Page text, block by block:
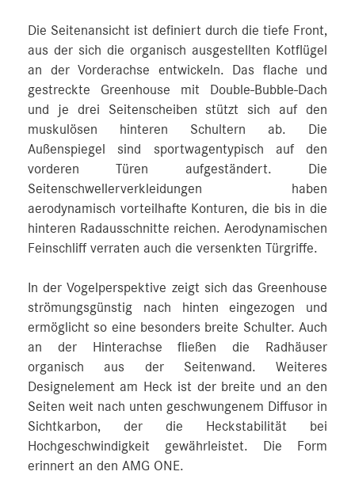
Die Seitenansicht ist definiert durch die tiefe Front,
aus der sich die organisch ausgestellten Kotflügel
an der Vorderachse entwickeln. Das flache und
gestreckte Greenhouse mit Double-Bubble-Dach
und je drei Seitenscheiben stützt sich auf den
muskulösen hinteren Schultern ab. Die
Außenspiegel sind sportwagentypisch auf den
vorderen Türen aufgeständert. Die
Seitenschwellerverkleidungen haben
aerodynamisch vorteilhafte Konturen, die bis in die
hinteren Radausschnitte reichen. Aerodynamischen
Feinschliff verraten auch die versenkten Türgriffe.
In der Vogelperspektive zeigt sich das Greenhouse
strömungsgünstig nach hinten eingezogen und
ermöglicht so eine besonders breite Schulter. Auch
an der Hinterachse fließen die Radhäuser
organisch aus der Seitenwand. Weiteres
Designelement am Heck ist der breite und an den
Seiten weit nach unten geschwungenem Diffusor in
Sichtkarbon, der die Heckstabilität bei
Hochgeschwindigkeit gewährleistet. Die Form
erinnert an den AMG ONE.